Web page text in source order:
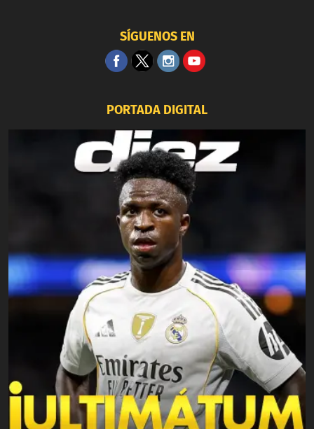
SÍGUENOS EN
PORTADA DIGITAL